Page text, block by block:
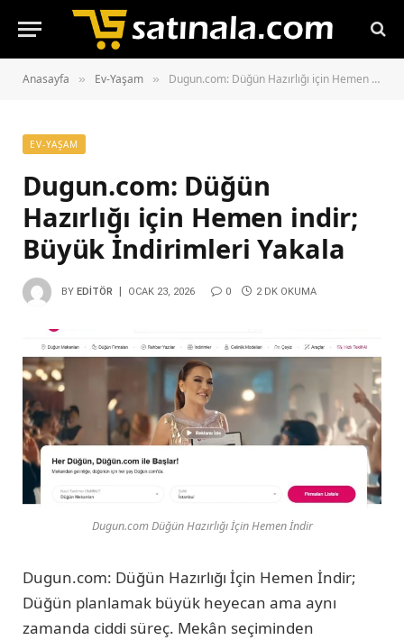
Anasayfa » Ev-Yaşam » Dugun.com: Düğün Hazırlığı için Hemen indir; Büyük İndirimleri Yakala
EV-YAŞAM
Dugun.com: Düğün
Hazırlığı için Hemen indir;
Büyük İndirimleri Yakala
BY EDITÖR OCAK 23, 2026 0 2 DK OKUMA
Dugun.com Düğün Hazırlığı İçin Hemen İndir
Dugun.com: Düğün Hazırlığı İçin Hemen İndir;
Düğün planlamak büyük heyecan ama aynı
zamanda ciddi süreç. Mekân seçiminden